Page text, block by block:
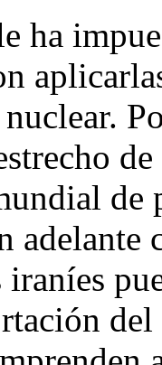
ha
de
adelante
iraníes